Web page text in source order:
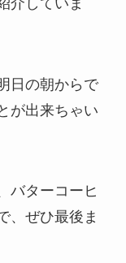
日の朝からで
が出来ちゃい
バターコーヒ
、ぜひ最後ま